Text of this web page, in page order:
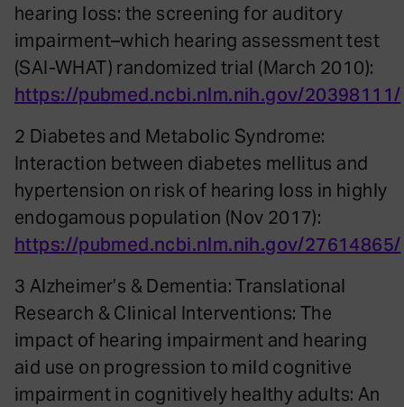
hearing loss: the screening for auditory
impairment–which hearing assessment test
(SAI-WHAT) randomized trial (March 2010):
https://pubmed.ncbi.nlm.nih.gov/20398111/
2 Diabetes and Metabolic Syndrome:
Interaction between diabetes mellitus and
hypertension on risk of hearing loss in highly
endogamous population (Nov 2017):
https://pubmed.ncbi.nlm.nih.gov/27614865/
3 Alzheimer’s & Dementia: Translational
Research & Clinical Interventions: The
impact of hearing impairment and hearing
aid use on progression to mild cognitive
impairment in cognitively healthy adults: An